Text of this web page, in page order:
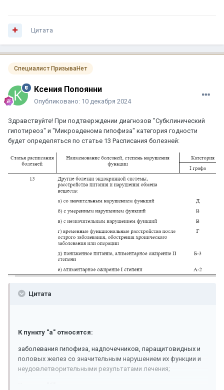
Цитата
Специалист ПризываНет
Ксения Попоянни
Опубликовано: 10 декабря 2024
Здравствуйте! При подтверждении диагнозов "Субклинический
гипотиреоз" и "Микроаденома гипофиза" категория годности
будет определяться по статье 13 Расписания болезней:
Цитата
К пункту "а" относятся:
заболевания гипофиза, надпочечников, паращитовидных и
половых желез со значительным нарушением их функции и
неудовлетворительными результатами лечения;